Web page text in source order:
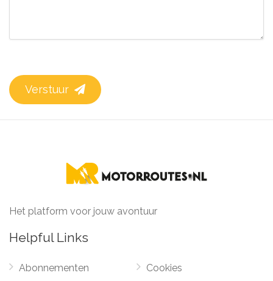
Verstuur
Het platform voor jouw avontuur
Helpful Links
Abonnementen
Cookies